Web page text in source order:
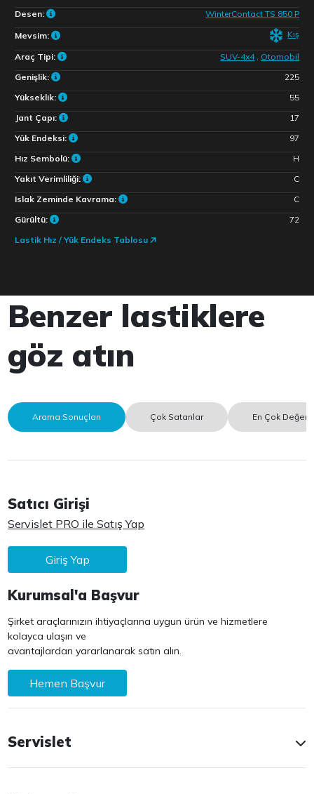
Desen: WinterContact TS 850 P
Mevsim: Kış
Araç Tipi: SUV-4x4
Otomobil
Genişlik:
225
Yükseklik:
55
Jant Çapı:
17
Yük Endeksi:
97
Hız Sembolü:
H
Yakıt Verimliliği:
C
Islak Zeminde Kavrama:
C
Gürültü:
72
Lastik Hız / Yük Endeks Tablosu
Benzer lastiklere
göz atın
Arama Sonuçları Çok Satanlar En Çok
Satıcı Girişi
Servislet PRO ile Satış Yap
Giriş Yap
Kurumsal'a Başvur
Şirket araçlarınızın ihtiyaçlarına uygun ürün ve hizmetlere
kolayca ulaşın ve
avantajlardan yararlanarak satın alın.
Hemen Başvur
Servislet